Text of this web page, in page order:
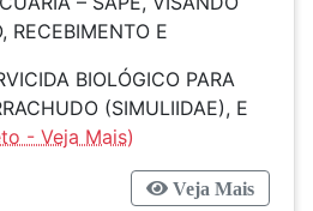
RECEBIMENTO E
BIOLÓGICO PARA
(SIMULIIDAE), E
Veja Mais